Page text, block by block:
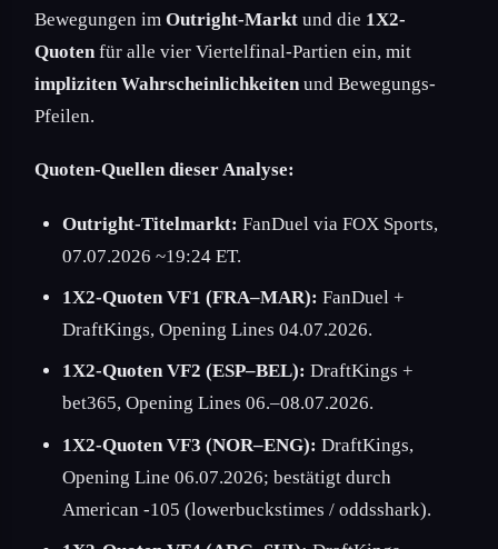
Bewegungen im Outright-Markt und die 1X2-
Quotenfür alle vier Viertelfinal-Partien ein, mit
impliziten Wahrscheinlichkeitenund Bewegungs-
Pfeilen.
Quoten-Quellen dieser Analyse:
Outright-Titelmarkt: FanDuel via FOX Sports,
07.07.2026 ~19:24 ET.
1X2-Quoten VF1 (FRA–MAR): FanDuel +
DraftKings, Opening Lines 04.07.2026.
1X2-Quoten VF2 (ESP–BEL): DraftKings +
bet365, Opening Lines 06.–08.07.2026.
1X2-Quoten VF3 (NOR–ENG): DraftKings,
Opening Line 06.07.2026; bestätigt durch
American -105 (lowerbuckstimes / oddsshark).